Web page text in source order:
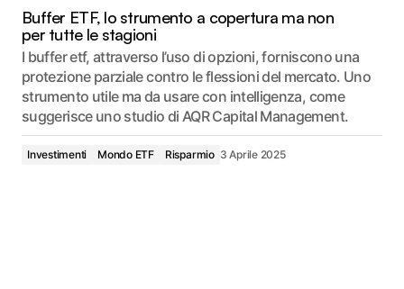
Buffer ETF, lo strumento a copertura ma non
per tutte le stagioni
I buffer etf, attraverso l’uso di opzioni, forniscono una
protezione parziale contro le flessioni del mercato. Uno
strumento utile ma da usare con intelligenza, come
suggerisce uno studio di AQR Capital Management.
Investimenti Mondo ETF Risparmio 3 Aprile 2025